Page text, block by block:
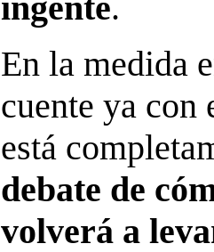
En la medida
cuente ya con
está
debate de
volverá a